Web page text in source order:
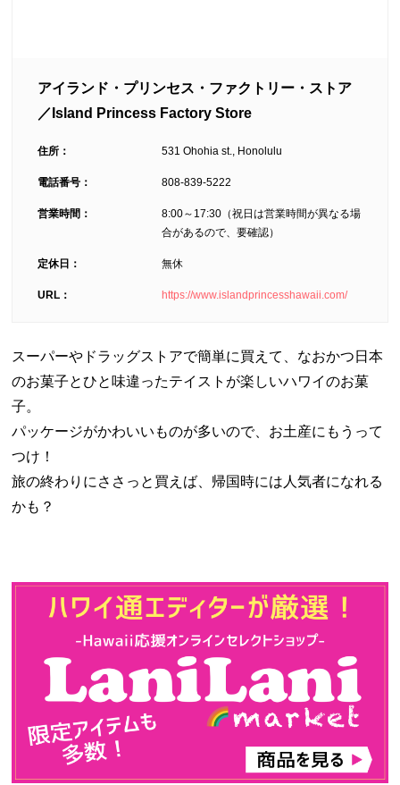
アイランド・プリンセス・ファクトリー・ストア
／Island Princess Factory Store
住所： 531 Ohohia st., Honolulu
電話番号： 808-839-5222
営業時間：
8:00～17:30（祝日は営業時間が異なる場
合があるので、要確認）
定休日： 無休
URL： https://www.islandprincesshawaii.com/
スーパーやドラッグストアで簡単に買えて、なおかつ日本
のお菓子とひと味違ったテイストが楽しいハワイのお菓
子。
パッケージがかわいいものが多いので、お土産にもうって
つけ！
旅の終わりにささっと買えば、帰国時には人気者になれる
かも？